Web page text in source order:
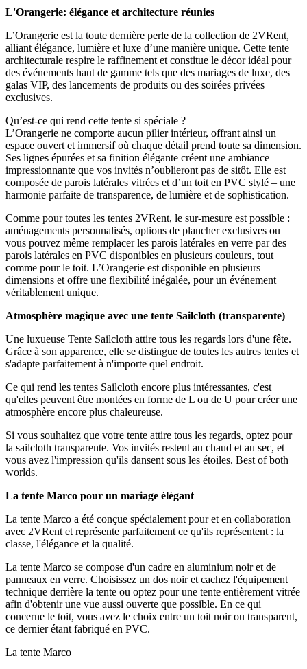
L'Orangerie: élégance et architecture réunies
L’Orangerie est la toute dernière perle de la collection de 2VRent,
alliant élégance, lumière et luxe d’une manière unique. Cette tente
architecturale respire le raffinement et constitue le décor idéal pour
des événements haut de gamme tels que des mariages de luxe, des
galas VIP, des lancements de produits ou des soirées privées
exclusives.
Qu’est-ce qui rend cette tente si spéciale ?
L’Orangerie ne comporte aucun pilier intérieur, offrant ainsi un
espace ouvert et immersif où chaque détail prend toute sa dimension.
Ses lignes épurées et sa finition élégante créent une ambiance
impressionnante que vos invités n’oublieront pas de sitôt. Elle est
composée de parois latérales vitrées et d’un toit en PVC stylé – une
harmonie parfaite de transparence, de lumière et de sophistication.
Comme pour toutes les tentes 2VRent, le sur-mesure est possible :
aménagements personnalisés, options de plancher exclusives ou
vous pouvez même remplacer les parois latérales en verre par des
parois latérales en PVC disponibles en plusieurs couleurs, tout
comme pour le toit. L’Orangerie est disponible en plusieurs
dimensions et offre une flexibilité inégalée, pour un événement
véritablement unique.​​​​​​​
Atmosphère magique avec une tente Sailcloth (transparente)
Une luxueuse Tente Sailcloth attire tous les regards lors d'une fête.
Grâce à son apparence, elle se distingue de toutes les autres tentes et
s'adapte parfaitement à n'importe quel endroit.
Ce qui rend les tentes Sailcloth encore plus intéressantes, c'est
qu'elles peuvent être montées en forme de L ou de U pour créer une
atmosphère encore plus chaleureuse.
Si vous souhaitez que votre tente attire tous les regards, optez pour
la sailcloth transparente. Vos invités restent au chaud et au sec, et
vous avez l'impression qu'ils dansent sous les étoiles. Best of both
worlds.
La tente Marco pour un mariage élégant
La tente Marco a été conçue spécialement pour et en collaboration
avec 2VRent et représente parfaitement ce qu'ils représentent : la
classe, l'élégance et la qualité.
La tente Marco se compose d'un cadre en aluminium noir et de
panneaux en verre. Choisissez un dos noir et cachez l'équipement
technique derrière la tente ou optez pour une tente entièrement vitrée
afin d'obtenir une vue aussi ouverte que possible. En ce qui
concerne le toit, vous avez le choix entre un toit noir ou transparent,
ce dernier étant fabriqué en PVC.
La tente Marco